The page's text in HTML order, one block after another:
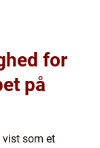
for
på
vist som et